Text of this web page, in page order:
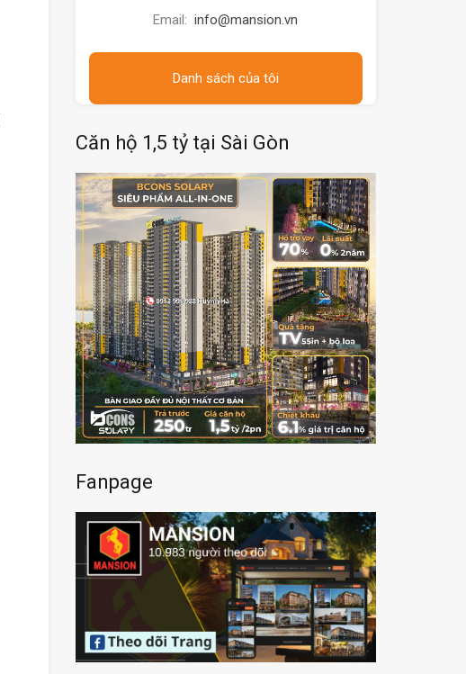
Email: info@mansion.vn
Danh sách của tôi
Căn hộ 1,5 tỷ tại Sài Gòn
Fanpage